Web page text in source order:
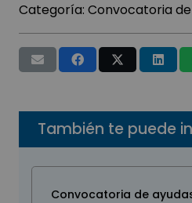
Categoría: Convocatoria
También te puede
Convocatoria de